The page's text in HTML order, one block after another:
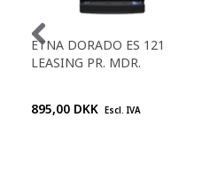
ETNA DORADO ES 121
LEASING PR. MDR.
895,00 DKK Escl. IVA